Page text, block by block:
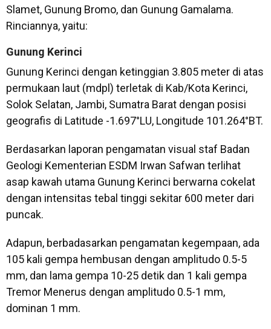
Slamet, Gunung Bromo, dan Gunung Gamalama.
Rinciannya, yaitu:
Gunung Kerinci
Gunung Kerinci dengan ketinggian 3.805 meter di atas
permukaan laut (mdpl) terletak di Kab/Kota Kerinci,
Solok Selatan, Jambi, Sumatra Barat dengan posisi
geografis di Latitude -1.697°LU, Longitude 101.264°BT.
Berdasarkan laporan pengamatan visual staf Badan
Geologi Kementerian ESDM Irwan Safwan terlihat
asap kawah utama Gunung Kerinci berwarna cokelat
dengan intensitas tebal tinggi sekitar 600 meter dari
puncak.
Adapun, berbadasarkan pengamatan kegempaan, ada
105 kali gempa hembusan dengan amplitudo 0.5-5
mm, dan lama gempa 10-25 detik dan 1 kali gempa
Tremor Menerus dengan amplitudo 0.5-1 mm,
dominan 1 mm.